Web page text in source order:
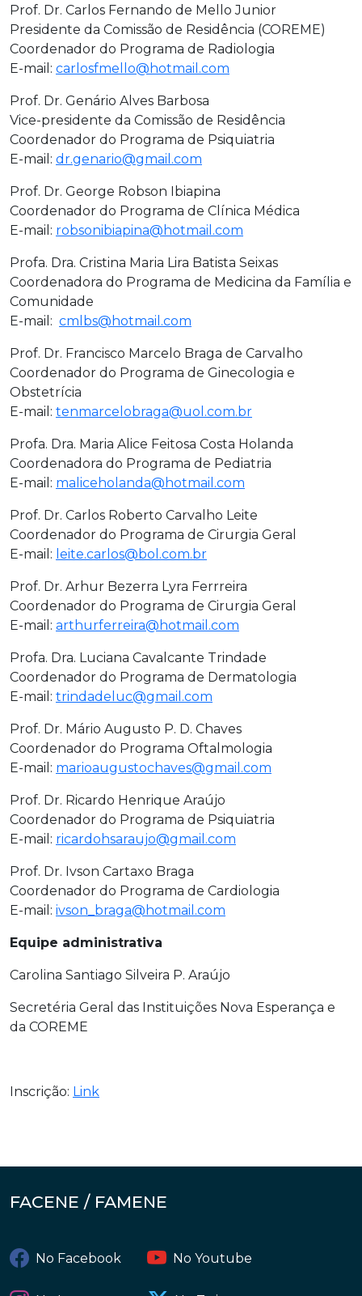
Prof. Dr. Carlos Fernando de Mello Junior
Presidente da Comissão de Residência (COREME)
Coordenador do Programa de Radiologia
E-mail: carlosfmello@hotmail.com
Prof. Dr. Genário Alves Barbosa
Vice-presidente da Comissão de Residência
Coordenador do Programa de Psiquiatria
E-mail: dr.genario@gmail.com
Prof. Dr. George Robson Ibiapina
Coordenador do Programa de Clínica Médica
E-mail: robsonibiapina@hotmail.com
Profa. Dra. Cristina Maria Lira Batista Seixas
Coordenadora do Programa de Medicina da Família e
Comunidade
E-mail: cmlbs@hotmail.com
Prof. Dr. Francisco Marcelo Braga de Carvalho
Coordenador do Programa de Ginecologia e
Obstetrícia
E-mail: tenmarcelobraga@uol.com.br
Profa. Dra. Maria Alice Feitosa Costa Holanda
Coordenadora do Programa de Pediatria
E-mail: maliceholanda@hotmail.com
Prof. Dr. Carlos Roberto Carvalho Leite
Coordenador do Programa de Cirurgia Geral
E-mail: leite.carlos@bol.com.br
Prof. Dr. Arhur Bezerra Lyra Ferrreira
Coordenador do Programa de Cirurgia Geral
E-mail: arthurferreira@hotmail.com
Profa. Dra. Luciana Cavalcante Trindade
Coordenador do Programa de Dermatologia
E-mail: trindadeluc@gmail.com
Prof. Dr. Mário Augusto P. D. Chaves
Coordenador do Programa Oftalmologia
E-mail: marioaugustochaves@gmail.com
Prof. Dr. Ricardo Henrique Araújo
Coordenador do Programa de Psiquiatria
E-mail: ricardohsaraujo@gmail.com
Prof. Dr. Ivson Cartaxo Braga
Coordenador do Programa de Cardiologia
E-mail: ivson_braga@hotmail.com
Equipe administrativa
Carolina Santiago Silveira P. Araújo
Secretéria Geral das Instituições Nova Esperança e
da COREME
Inscrição: Link
FACENE / FAMENE
No Facebook No Youtube